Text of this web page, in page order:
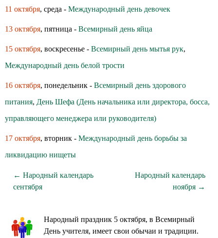
11 октября, среда - Международный день девочек
13 октября, пятница - Всемирный день яйца
15 октября, воскресенье - Всемирный день мытья рук,
Международный день белой трости
16 октября, понедельник - Всемирный день здoрoвoгo
питания, День Шефа (День начальника или директора, босса,
управляющего менеджера или руководителя)
17 октября, вторник - Международный день борьбы за
ликвидацию нищеты
← Народный календарь
сентября
Народный календарь
ноября →
Народный праздник 5 октября, в Всемирный
День учителя, имеет свои обычаи и традиции.